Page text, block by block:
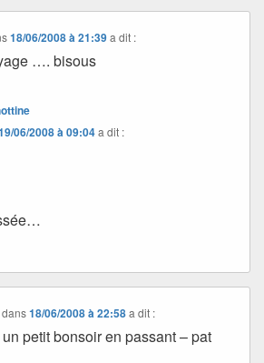
18/06/2008 à 21:39 a dit :
…. bisous
06/2008 à 09:04a dit :
dans18/06/2008 à 22:58 a dit :
petit bonsoir en passant – pat